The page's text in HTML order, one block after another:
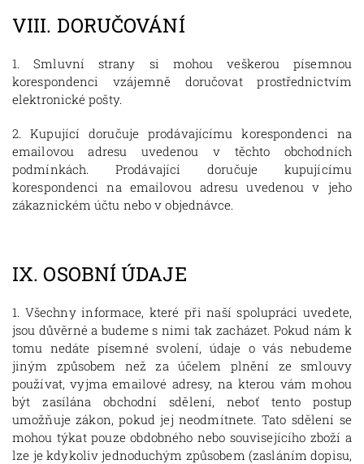
VIII. DORUČOVÁNÍ
1. Smluvní strany si mohou veškerou písemnou
korespondenci vzájemně doručovat prostřednictvím
elektronické pošty.
2. Kupující doručuje prodávajícímu korespondenci na
emailovou adresu uvedenou v těchto obchodních
podmínkách. Prodávající doručuje kupujícímu
korespondenci na emailovou adresu uvedenou v jeho
zákaznickém účtu nebo v objednávce.
IX.OSOBNÍ ÚDAJE
1. Všechny informace, které při naší spolupráci uvedete,
jsou důvěrné a budeme s nimi tak zacházet. Pokud nám k
tomu nedáte písemné svolení, údaje o vás nebudeme
jiným způsobem než za účelem plnění ze smlouvy
používat, vyjma emailové adresy, na kterou vám mohou
být zasílána obchodní sdělení, neboť tento postup
umožňuje zákon, pokud jej neodmítnete. Tato sdělení se
mohou týkat pouze obdobného nebo souvisejícího zboží a
lze je kdykoliv jednoduchým způsobem (zasláním dopisu,